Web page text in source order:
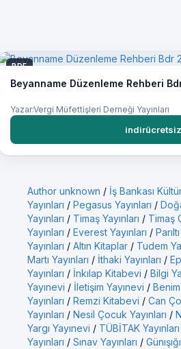
PDF
Beyanname Düzenleme Rehberi
Yazar:Vergi Müfettişleri Derneği Yayınları
indirücretsiz
Author unknown / İş Bankası
Yayınları / Pegasus Yayınları /
Yayınları / Timaş Yayınları / Timaş
Yayınları / Everest Yayınları /
Yayınları / Altın Kitaplar / Tudem
Martı Yayınları / İthaki Yayınları /
Yayınları / İnkılap Kitabevi / Bilgi
Yayınevi / İletişim Yayınevi /
Yayınları / Remzi Kitabevi / Can
Yayınları / Nesil Çocuk Yayınları /
Yargı Yayınevi / TÜBİTAK Yayınları
Yayınları / Sınav Yayınları /